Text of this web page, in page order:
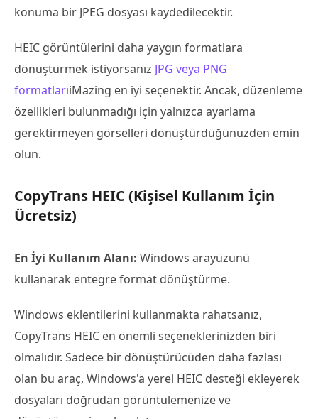
konuma bir JPEG dosyası kaydedilecektir.
HEIC görüntülerini daha yaygın formatlara
dönüştürmek istiyorsanız JPG veya PNG
formatlarıiMazing en iyi seçenektir. Ancak, düzenleme
özellikleri bulunmadığı için yalnızca ayarlama
gerektirmeyen görselleri dönüştürdüğünüzden emin
olun.
CopyTrans HEIC (Kişisel Kullanım İçin
Ücretsiz)
En İyi Kullanım Alanı: Windows arayüzünü
kullanarak entegre format dönüştürme.
Windows eklentilerini kullanmakta rahatsanız,
CopyTrans HEIC en önemli seçeneklerinizden biri
olmalıdır. Sadece bir dönüştürücüden daha fazlası
olan bu araç, Windows'a yerel HEIC desteği ekleyerek
dosyaları doğrudan görüntülemenize ve